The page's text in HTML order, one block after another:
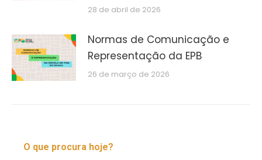
28 de abril de 2026
Normas de Comunicação e
Representação da EPB
26 de março de 2026
O que procura hoje?